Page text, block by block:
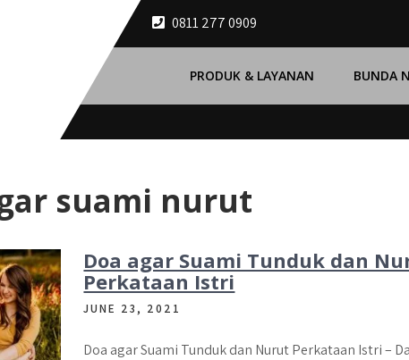
0811 277 0909
PRODUK & LAYANAN BUNDA
suami nurut
Doa agar Suami Tunduk dan
Perkataan Istri
JUNE 23, 2021
Doa agar Suami Tunduk dan Nurut Perkataan Istri –